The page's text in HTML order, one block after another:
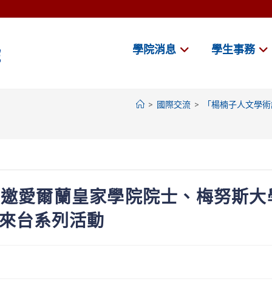
學院消息 學生事務
> 國際交流 > 「楊楠子人文學
愛爾蘭皇家學院院士、梅努斯大
台系列活動